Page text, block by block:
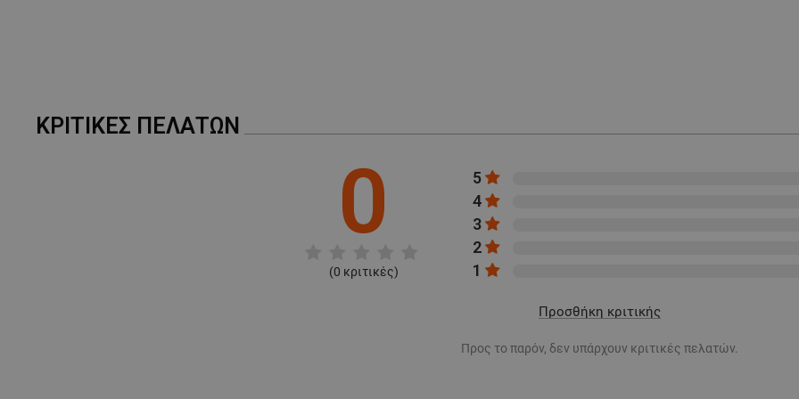
ΚΡΙΤΙΚΈΣ ΠΕΛΑΤΏΝ
0
(0 κριτικές)
5
4
3
2
1
Προσθήκη κριτικής
Προς το παρόν, δεν υπάρχουν κριτικές πελατών.